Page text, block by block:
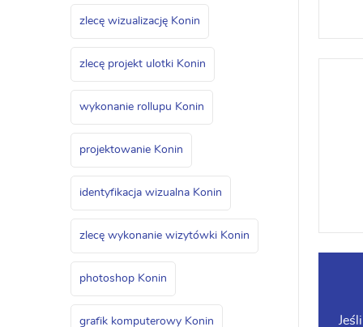
zlecę wizualizację Konin
zlecę projekt ulotki Konin
wykonanie rollupu Konin
projektowanie Konin
identyfikacja wizualna Konin
zlecę wykonanie wizytówki Konin
photoshop Konin
grafik komputerowy Konin